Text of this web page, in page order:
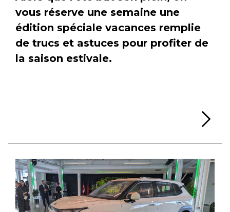
vous réserve une semaine une
édition spéciale vacances remplie
de trucs et astuces pour profiter de
la saison estivale.